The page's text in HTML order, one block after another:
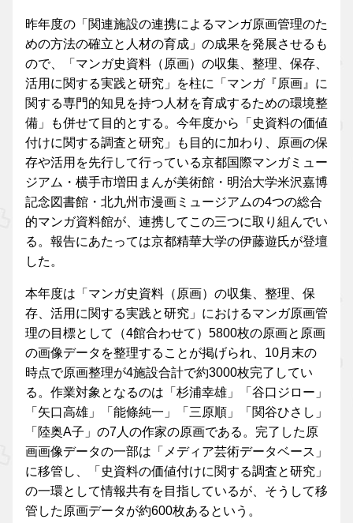
昨年度の「関連施設の連携によるマンガ原画管理のた
めの方法の確立と人材の育成」の成果を発展させるも
ので、「マンガ史資料（原画）の収集、整理、保存、
活用に関する実践と研究」を柱に「マンガ『原画』に
関する専門的知見を持つ人材を育成するための環境整
備」も併せて目的とする。今年度から「史資料の価値
付けに関する調査と研究」も目的に加わり、原画の保
存や活用を先行して行っている京都国際マンガミュー
ジアム・横手市増田まんが美術館・明治大学米沢嘉博
記念図書館・北九州市漫画ミュージアムの4つの総合
的マンガ資料館が、連携してこの三つに取り組んでい
る。報告にあたっては京都精華大学の伊藤遊氏が登壇
した。
本年度は「マンガ史資料（原画）の収集、整理、保
存、活用に関する実践と研究」におけるマンガ原画管
理の目標として（4館合わせて）5800枚の原画と原画
の画像データを整理することが掲げられ、10月末の
時点で原画整理が4施設合計で約3000枚完了してい
る。作業対象となるのは「杉浦幸雄」「谷口ジロー」
「矢口高雄」「能條純一」「三原順」「関谷ひさし」
「陸奥A子」の7人の作家の原画である。完了した原
画画像データの一部は「メディア芸術データベース」
に移管し、「史資料の価値付けに関する調査と研究」
の一環として情報共有を目指しているが、そうして移
管した原画データが約600枚あるという。